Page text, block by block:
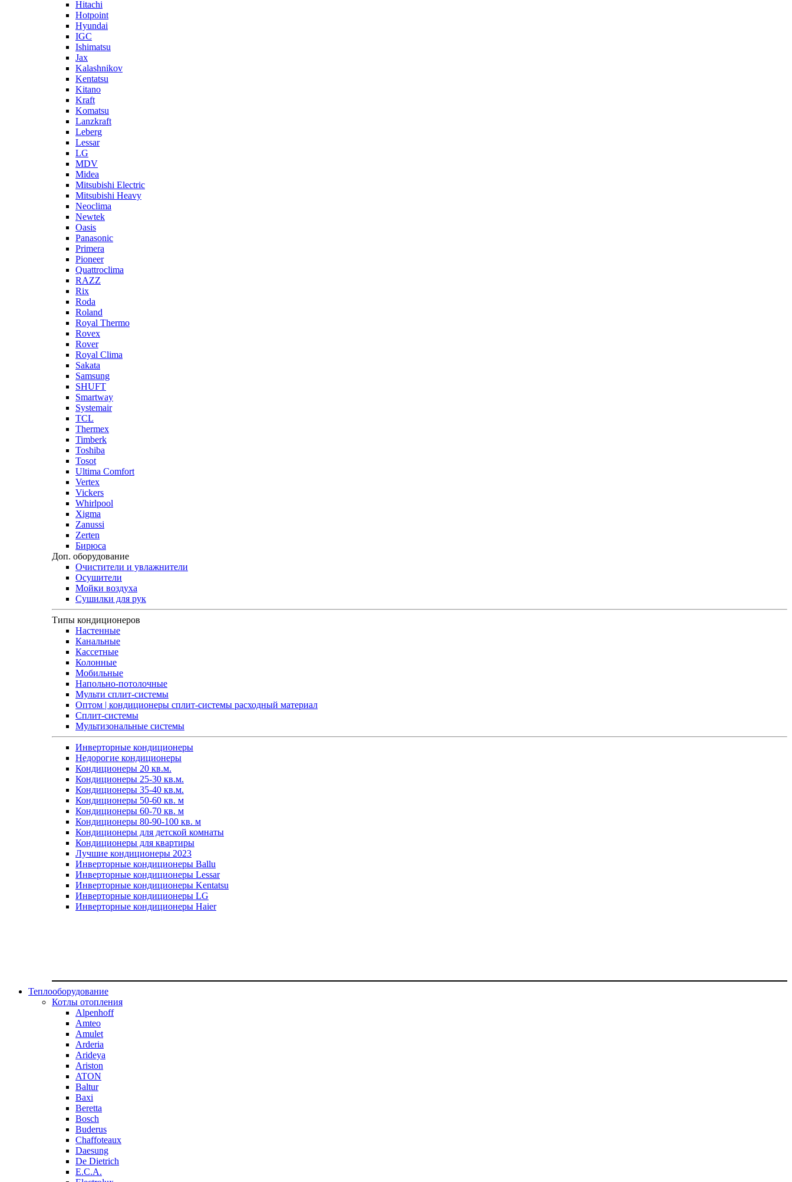
Hitachi
Hotpoint
Hyundai
IGC
Ishimatsu
Jax
Kalashnikov
Kentatsu
Kitano
Kraft
Komatsu
Lanzkraft
Leberg
Lessar
LG
MDV
Midea
Mitsubishi Electric
Mitsubishi Heavy
Neoclima
Newtek
Oasis
Panasonic
Primera
Pioneer
Quattroclima
RAZZ
Rix
Roda
Roland
Royal Thermo
Rovex
Rover
Royal Clima
Sakata
Samsung
SHUFT
Smartway
Systemair
TCL
Thermex
Timberk
Toshiba
Tosot
Ultima Comfort
Vertex
Vickers
Whirlpool
Xigma
Zanussi
Zerten
Бирюса
Доп. оборудование
Очистители и увлажнители
Осушители
Мойки воздуха
Сушилки для рук
Типы кондиционеров
Настенные
Канальные
Кассетные
Колонные
Мобильные
Напольно-потолочные
Мульти сплит-системы
Оптом | кондиционеры сплит-системы расходный материал
Сплит-системы
Мультизональные системы
Инверторные кондиционеры
Недорогие кондиционеры
Кондиционеры 20 кв.м.
Кондиционеры 25-30 кв.м.
Кондиционеры 35-40 кв.м.
Кондиционеры 50-60 кв. м
Кондиционеры 60-70 кв. м
Кондиционеры 80-90-100 кв. м
Кондиционеры для детской комнаты
Кондиционеры для квартиры
Лучшие кондиционеры 2023
Инверторные кондиционеры Ballu
Инверторные кондиционеры Lessar
Инверторные кондиционеры Kentatsu
Инверторные кондиционеры LG
Инверторные кондиционеры Haier
Теплооборудование
Котлы отопления
Alpenhoff
Amteo
Amulet
Arderia
Arideya
Ariston
ATON
Baltur
Baxi
Beretta
Bosch
Buderus
Chaffoteaux
Daesung
De Dietrich
E.C.A.